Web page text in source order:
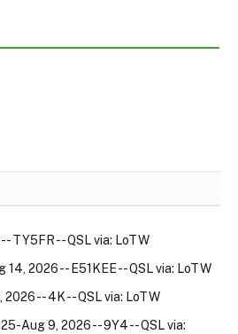
TY5FR -- QSL via: LoTW
2026 -- E51KEE -- QSL via: LoTW
-- 4K -- QSL via: LoTW
Aug 9, 2026 -- 9Y4 -- QSL via: